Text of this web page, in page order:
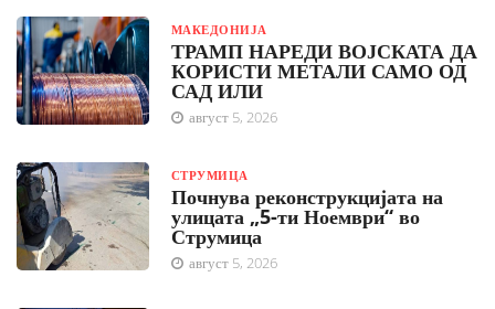
МАКЕДОНИЈА
ТРАМП НАРЕДИ ВОЈСКАТА ДА
КОРИСТИ МЕТАЛИ САМО ОД
САД ИЛИ
август 5, 2026
СТРУМИЦА
Почнува реконструкцијата на
улицата „5-ти Ноември“ во
Струмица
август 5, 2026